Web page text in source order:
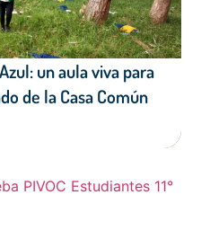
un aula viva para
de la Casa Común